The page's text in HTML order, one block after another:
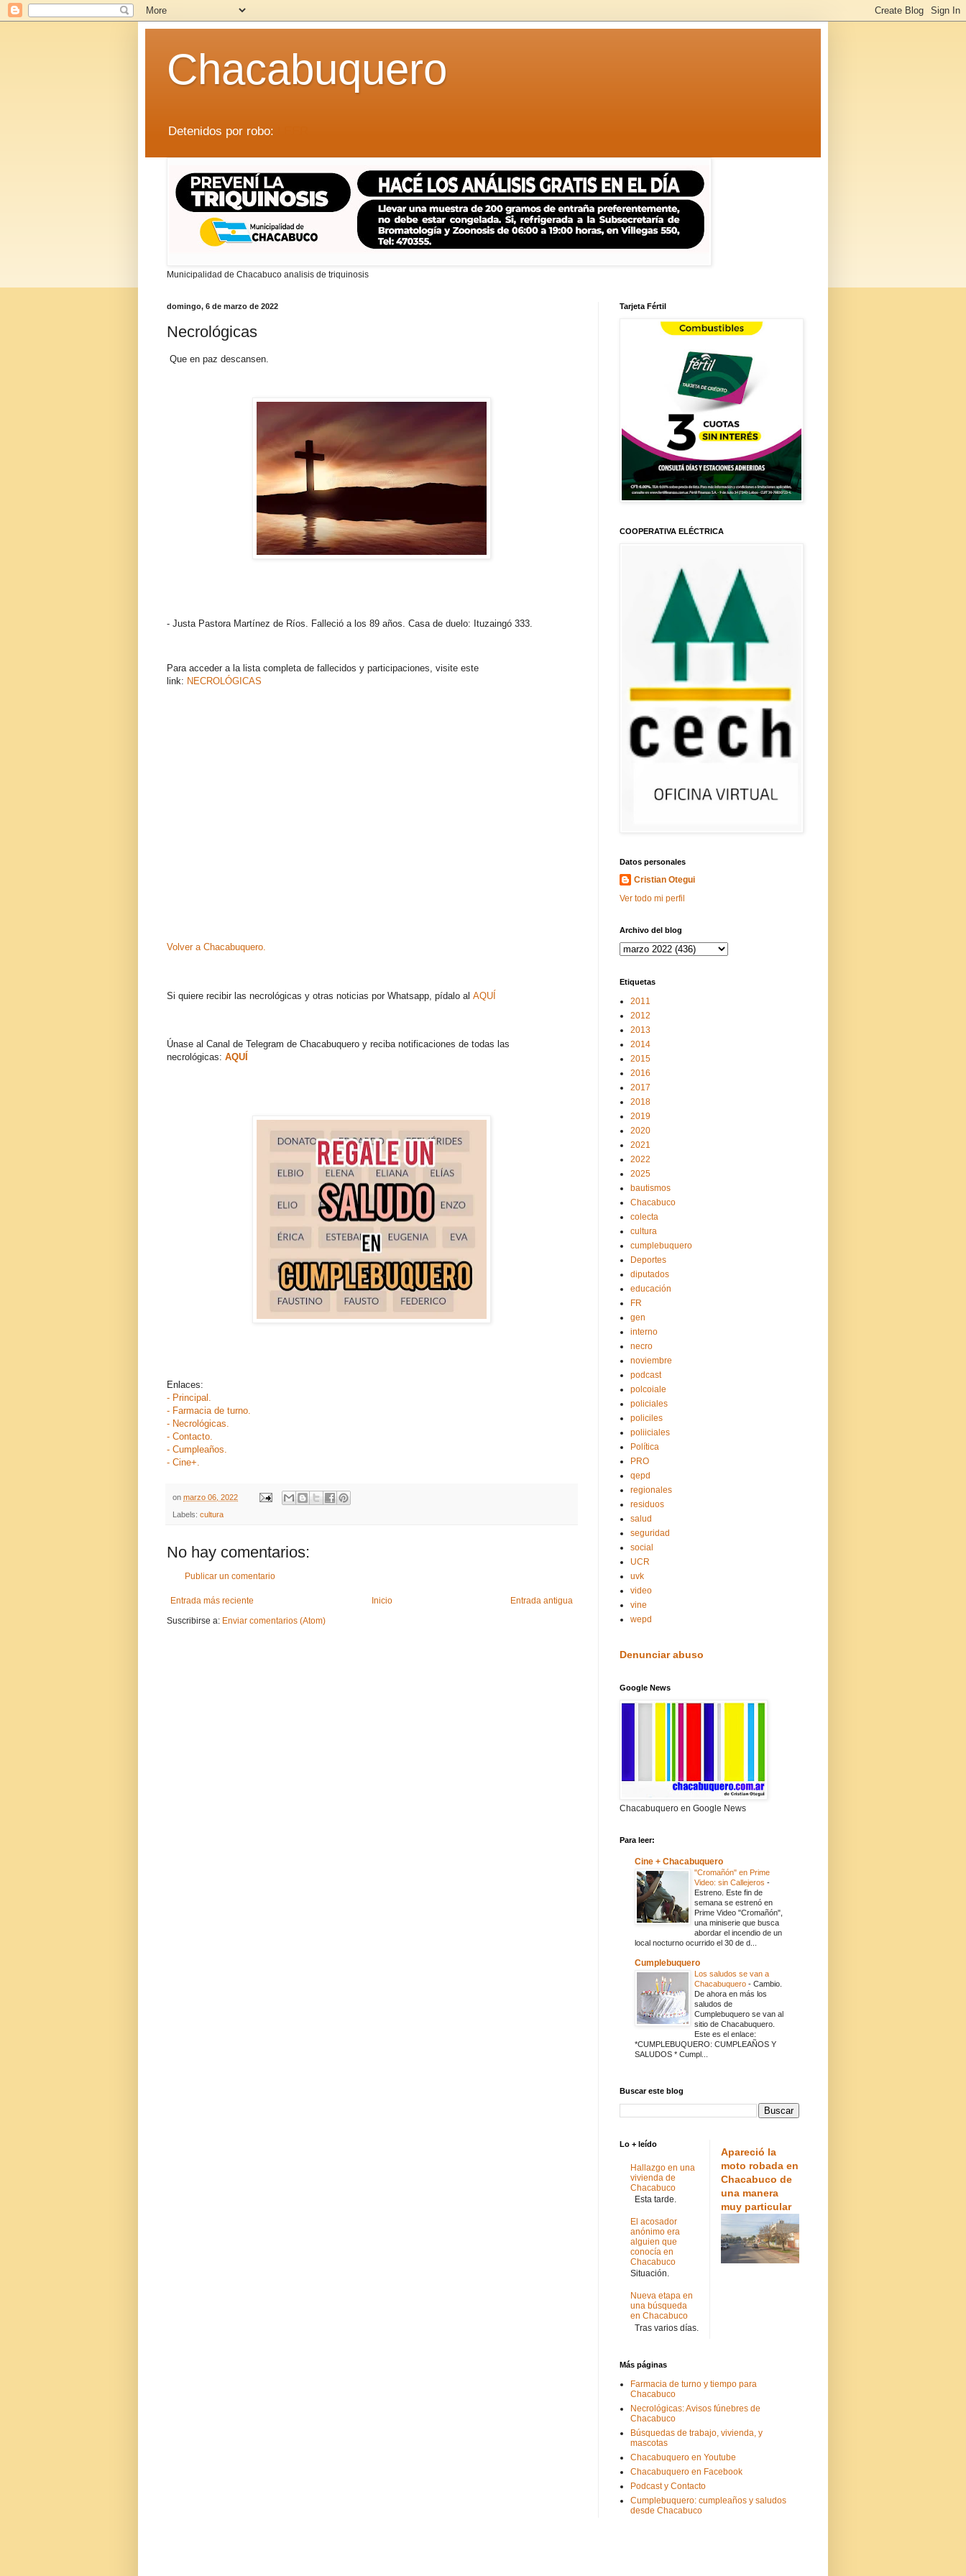
Chacabuquero
Detenidos por robo:
Municipalidad de Chacabuco analisis de triquinosis
domingo, 6 de marzo de 2022
Necrológicas
Que en paz descansen.
- Justa Pastora Martínez de Ríos. Falleció a los 89 años. Casa de duelo: Ituzaingó 333.
Para acceder a la lista completa de fallecidos y participaciones, visite este
link: NECROLÓGICAS
Volver a Chacabuquero.
Si quiere recibir las necrológicas y otras noticias por Whatsapp, pídalo al AQUÍ
Únase al Canal de Telegram de Chacabuquero y reciba notificaciones de todas las
necrológicas: AQUÍ
Enlaces:
- Principal.
- Farmacia de turno.
- Necrológicas.
- Contacto.
- Cumpleaños.
- Cine+.
on marzo 06, 2022
Labels: cultura
No hay comentarios:
Publicar un comentario
Entrada más reciente Entrada antigua
Inicio
Suscribirse a: Enviar comentarios (Atom)
Tarjeta Fértil
COOPERATIVA ELÉCTRICA
Datos personales
Cristian Otegui
Ver todo mi perfil
Archivo del blog
Etiquetas
2011
2012
2013
2014
2015
2016
2017
2018
2019
2020
2021
2022
2025
bautismos
Chacabuco
colecta
cultura
cumplebuquero
Deportes
diputados
educación
FR
gen
interno
necro
noviembre
podcast
polcoiale
policiales
policiles
poliiciales
Política
PRO
qepd
regionales
residuos
salud
seguridad
social
UCR
uvk
video
vine
wepd
Denunciar abuso
Google News
Chacabuquero en Google News
Para leer:
Cine + Chacabuquero
"Cromañón" en Prime
Video: sin Callejeros -
Estreno. Este fin de
semana se estrenó en
Prime Video "Cromañón",
una miniserie que busca
abordar el incendio de un
local nocturno ocurrido el 30 de d...
Cumplebuquero
Los saludos se van a
Chacabuquero - Cambio.
De ahora en más los
saludos de
Cumplebuquero se van al
sitio de Chacabuquero.
Este es el enlace:
*CUMPLEBUQUERO: CUMPLEAÑOS Y
SALUDOS * Cumpl...
Buscar este blog
Lo + leído
Hallazgo en una
vivienda de
Chacabuco
Esta tarde.
El acosador
anónimo era
alguien que
conocía en
Chacabuco
Situación.
Nueva etapa en
una búsqueda
en Chacabuco
Tras varios días.
Apareció la
moto robada en
Chacabuco de
una manera
muy particular
Más páginas
Farmacia de turno y tiempo para
Chacabuco
Necrológicas: Avisos fúnebres de
Chacabuco
Búsquedas de trabajo, vivienda, y
mascotas
Chacabuquero en Youtube
Chacabuquero en Facebook
Podcast y Contacto
Cumplebuquero: cumpleaños y saludos
desde Chacabuco